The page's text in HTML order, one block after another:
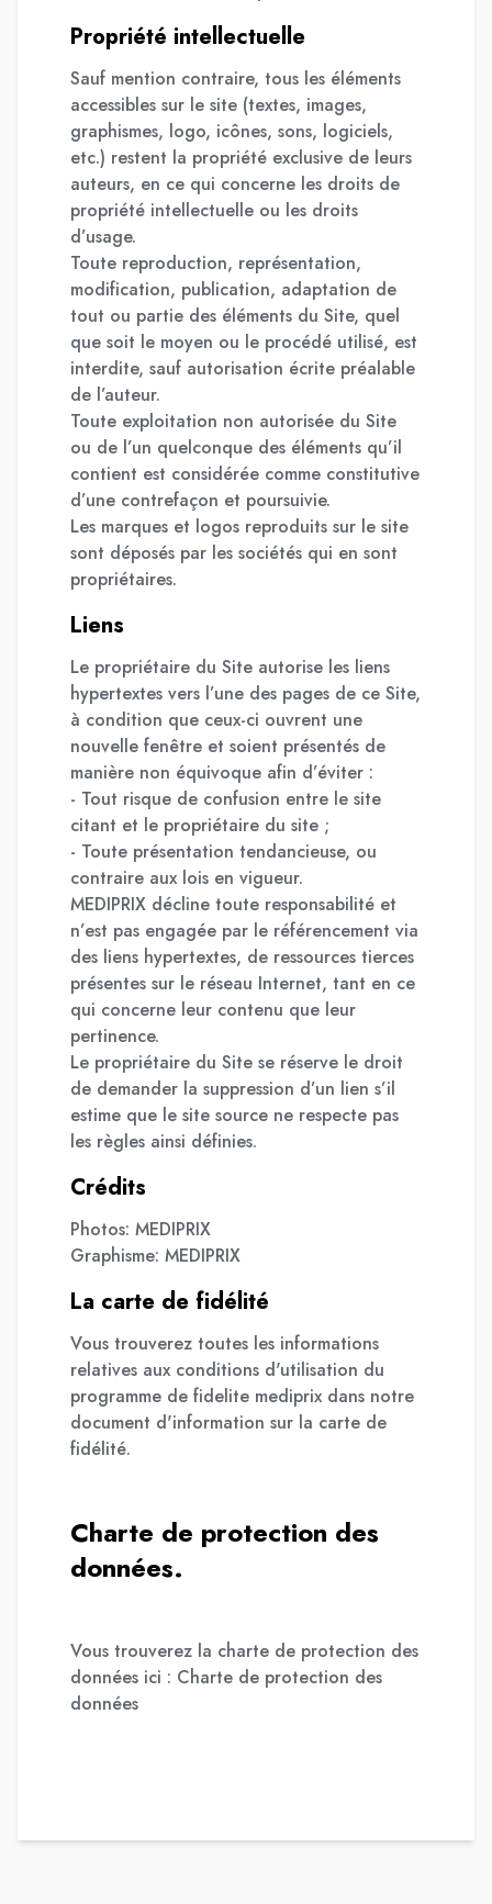
Propriété intellectuelle
Sauf mention contraire, tous les éléments
accessibles sur le site (textes, images,
graphismes, logo, icônes, sons, logiciels,
etc.) restent la propriété exclusive de leurs
auteurs, en ce qui concerne les droits de
propriété intellectuelle ou les droits
d’usage.
Toute reproduction, représentation,
modification, publication, adaptation de
tout ou partie des éléments du Site, quel
que soit le moyen ou le procédé utilisé, est
interdite, sauf autorisation écrite préalable
de l’auteur.
Toute exploitation non autorisée du Site
ou de l’un quelconque des éléments qu’il
contient est considérée comme constitutive
d’une contrefaçon et poursuivie.
Les marques et logos reproduits sur le site
sont déposés par les sociétés qui en sont
propriétaires.
Liens
Le propriétaire du Site autorise les liens
hypertextes vers l’une des pages de ce Site,
à condition que ceux-ci ouvrent une
nouvelle fenêtre et soient présentés de
manière non équivoque afin d’éviter :
- Tout risque de confusion entre le site
citant et le propriétaire du site ;
- Toute présentation tendancieuse, ou
contraire aux lois en vigueur.
MEDIPRIX décline toute responsabilité et
n’est pas engagée par le référencement via
des liens hypertextes, de ressources tierces
présentes sur le réseau Internet, tant en ce
qui concerne leur contenu que leur
pertinence.
Le propriétaire du Site se réserve le droit
de demander la suppression d’un lien s’il
estime que le site source ne respecte pas
les règles ainsi définies.
Crédits
Photos: MEDIPRIX
Graphisme: MEDIPRIX
La carte de fidélité
Vous trouverez toutes les informations
relatives aux conditions d'utilisation du
programme de fidelite mediprix dans notre
document d'information sur la carte de
fidélité.
Charte de protection des
données.
Vous trouverez la charte de protection des
données ici : Charte de protection des
données